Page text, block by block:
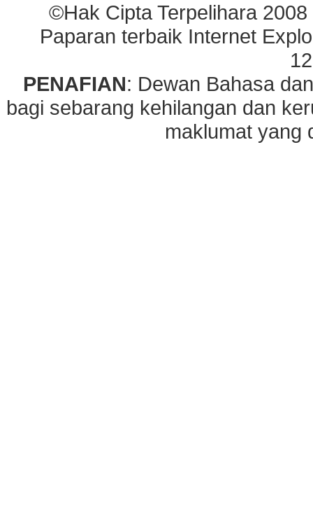
©Hak Cipta Terpelihara
Paparan terbaik Internet
PENAFIAN: Dewan Bahasa
bagi sebarang kehilangan dan
maklumat yang